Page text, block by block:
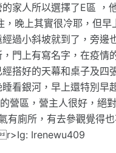
家人所以選擇了E區
晚上其實很冷耶，但
過小斜坡就到了，旁
門上有寫名字，在疫
搭好的天幕和桌子及
看銀河，早上還特別
營區，營主人很好，絕
有廁所，有去參觀覺得
Irenewu409